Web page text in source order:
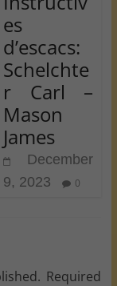
es
d’escacs:
Schelchte
r Carl –
Mason
James
December
9, 2023
0
Required